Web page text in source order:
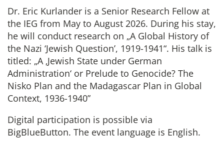
Publikationen des IEG
Dr. Eric Kurlander is a Senior Research Fellow at
the IEG from May to August 2026. During his stay,
he will conduct research on „A Global History of
the Nazi ‘Jewish Question’, 1919-1941“. His talk is
titled: „A ‚Jewish State under German
Administration‘ or Prelude to Genocide? The
Nisko Plan and the Madagascar Plan in Global
Context, 1936-1940”
Digital participation is possible via
BigBlueButton. The event language is English.